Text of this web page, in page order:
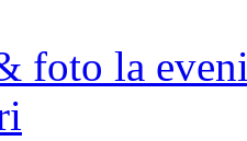
foto la